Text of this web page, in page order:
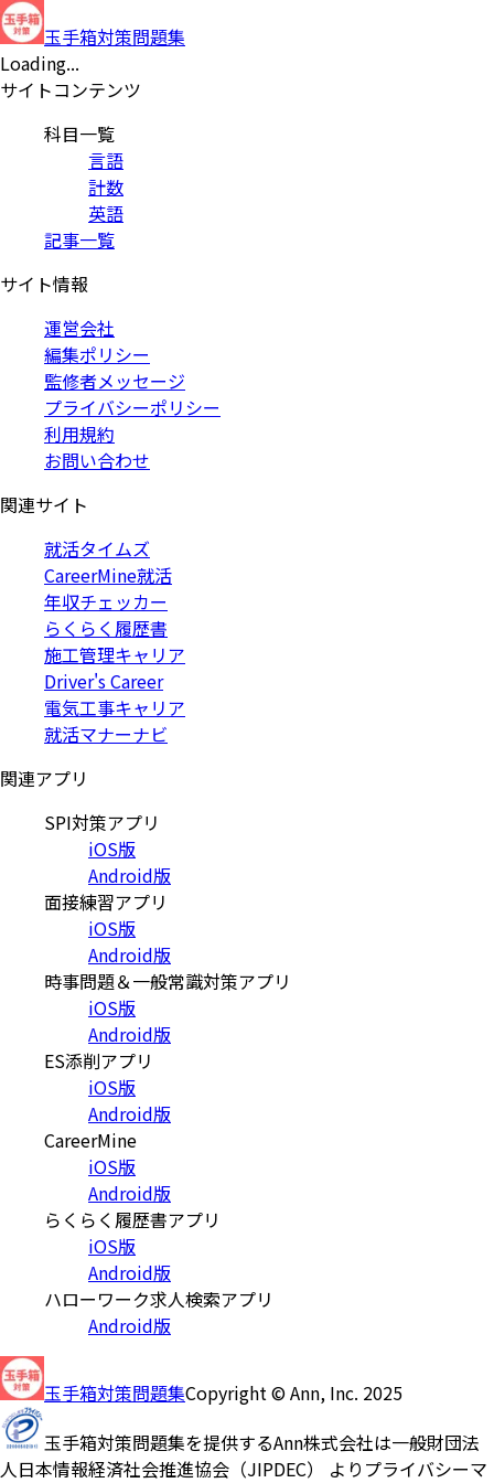
玉手箱対策問題集
Loading...
サイトコンテンツ
科目一覧
言語
計数
英語
記事一覧
サイト情報
運営会社
編集ポリシー
監修者メッセージ
プライバシーポリシー
利用規約
お問い合わせ
関連サイト
就活タイムズ
CareerMine就活
年収チェッカー
らくらく履歴書
施工管理キャリア
Driver's Career
電気工事キャリア
就活マナーナビ
関連アプリ
SPI対策アプリ
iOS版
Android版
面接練習アプリ
iOS版
Android版
時事問題＆一般常識対策アプリ
iOS版
Android版
ES添削アプリ
iOS版
Android版
CareerMine
iOS版
Android版
らくらく履歴書アプリ
iOS版
Android版
ハローワーク求人検索アプリ
Android版
玉手箱対策問題集Copyright © Ann, Inc. 2025
玉手箱対策問題集を提供するAnn株式会社は一般財団法
人日本情報経済社会推進協会（JIPDEC） よりプライバシーマ